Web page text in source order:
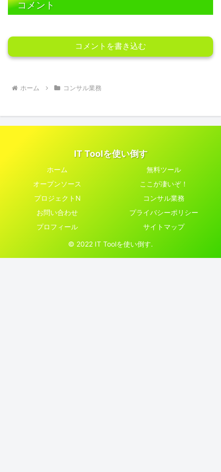
コメント
コメントを書き込む
ホーム コンサル業務
IT Toolを使い倒す
ホーム
無料ツール
オープンソース
ここが凄いぞ！
プロジェクトN
コンサル業務
お問い合わせ
プライバシーポリシー
プロフィール
サイトマップ
© 2022 IT Toolを使い倒す.